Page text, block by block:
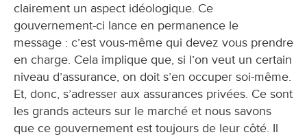
clairement un aspect idéologique. Ce
gouvernement-ci lance en permanence le
message : c’est vous-même qui devez vous prendre
en charge. Cela implique que, si l’on veut un certain
niveau d’assurance, on doit s’en occuper soi-même.
Et, donc, s’adresser aux assurances privées. Ce sont
les grands acteurs sur le marché et nous savons
que ce gouvernement est toujours de leur côté. Il